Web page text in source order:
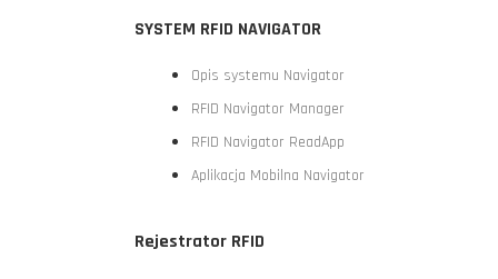
SYSTEM RFID NAVIGATOR
Opis systemu Navigator
RFID Navigator Manager
RFID Navigator ReadApp
Aplikacja Mobilna Navigator
Rejestrator RFID